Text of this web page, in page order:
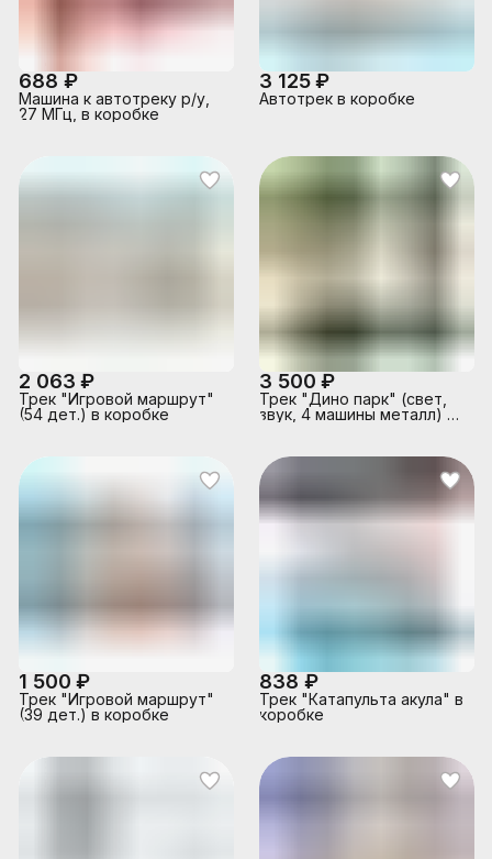
688 ₽
Машина к автотреку р/у,
27 МГц, в коробке
3 125 ₽
Автотрек в коробке
2 063 ₽
Трек "Игровой маршрут"
(54 дет.) в коробке
3 500 ₽
Трек "Дино парк" (свет,
звук, 4 машины металл) в
1 500 ₽
Трек "Игровой маршрут"
(39 дет.) в коробке
838 ₽
Трек "Катапульта акула" в
коробке